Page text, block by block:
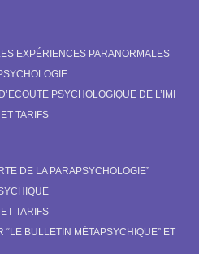
EXPÉRIENCES PARANORMALES
PSYCHOLOGIQUE DE L’IMI
TARIFS
DE LA PARAPSYCHOLOGIE”
TARIFS
BULLETIN MÉTAPSYCHIQUE” ET